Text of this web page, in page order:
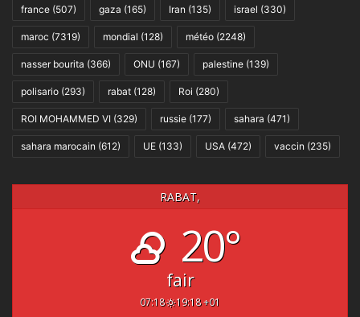
france (507) gaza (165) Iran (135) israel (330)
maroc (7319) mondial (128) météo (2248)
nasser bourita (366) ONU (167) palestine (139)
polisario (293) rabat (128) Roi (280)
ROI MOHAMMED VI (329) russie (177) sahara (471)
sahara marocain (612) UE (133) USA (472) vaccin (235)
RABAT,
20°
fair
07:18 19:18 +01